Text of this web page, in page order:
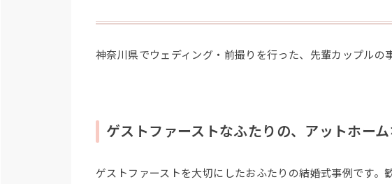
神奈川県でウェディング・前撮りを行った、先輩カップルの
ゲストファーストなふたりの、アットホー
ゲストファーストを大切にしたおふたりの結婚式事例です。